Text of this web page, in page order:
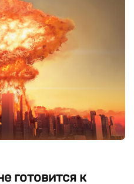
готовится к